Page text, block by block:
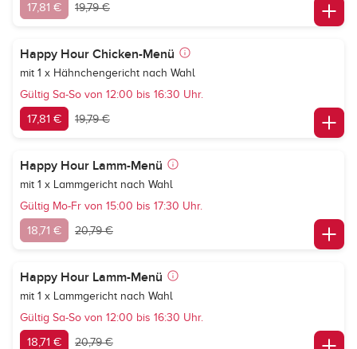
17,81 € 19,79 €
Happy Hour Chicken-Menü
mit 1 x Hähnchengericht nach Wahl
Gültig Sa-So von 12:00 bis 16:30 Uhr.
17,81 € 19,79 €
Happy Hour Lamm-Menü
mit 1 x Lammgericht nach Wahl
Gültig Mo-Fr von 15:00 bis 17:30 Uhr.
18,71 € 20,79 €
Happy Hour Lamm-Menü
mit 1 x Lammgericht nach Wahl
Gültig Sa-So von 12:00 bis 16:30 Uhr.
18,71 € 20,79 €